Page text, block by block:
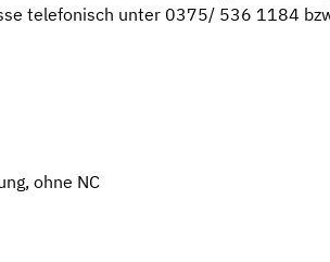
telefonisch unter 0375/ 536 1184
ohne NC